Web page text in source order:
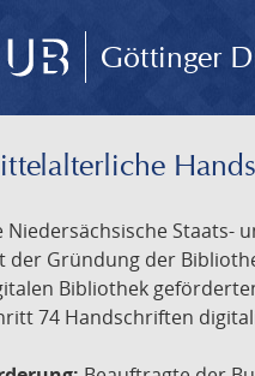
Göttinger
Niedersächsische Staats-
der Gründung der
Bibliothek
74 Handschriften